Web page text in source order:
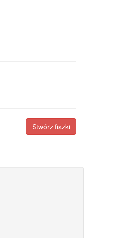
Stwórz fiszki